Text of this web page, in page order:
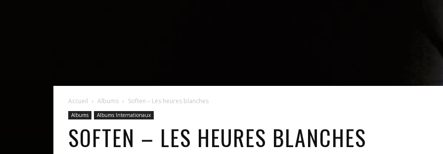
Accueil Albums Soften – Les heures blanches
Albums Albums Internationaux
SOFTEN – LES HEURES BLANCHES